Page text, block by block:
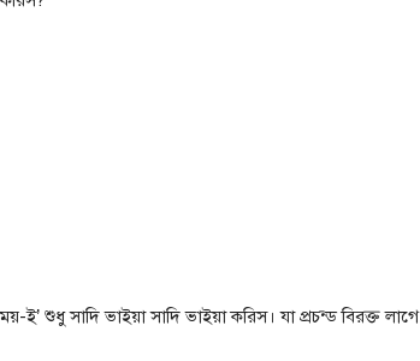
শুধু সাদি ভাইয়া সাদি ভাইয়া করিস। যা প্রচন্ড বিরক্ত লাগে